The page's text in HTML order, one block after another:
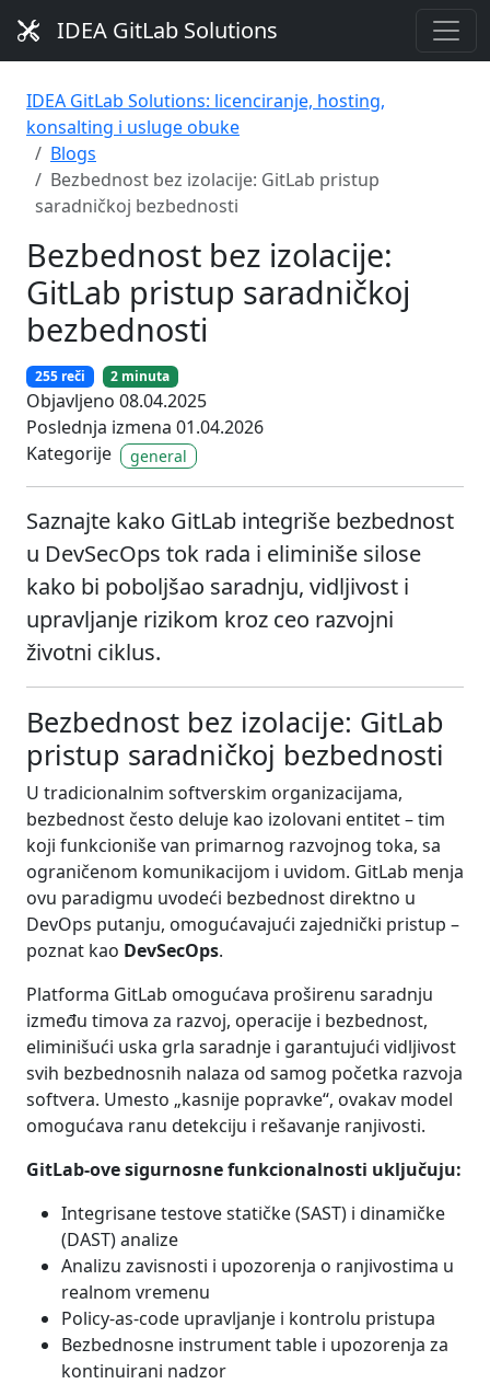
IDEA GitLab Solutions
IDEA GitLab Solutions: licenciranje, hosting,
konsalting i usluge obuke
Blogs
Bezbednost bez izolacije: GitLab pristup
saradničkoj bezbednosti
Bezbednost bez izolacije:
GitLab pristup saradničkoj
bezbednosti
255 reči 2 minuta
Objavljeno 08.04.2025
Poslednja izmena 01.04.2026
Kategorije
general
Saznajte kako GitLab integriše bezbednost
u DevSecOps tok rada i eliminiše silose
kako bi poboljšao saradnju, vidljivost i
upravljanje rizikom kroz ceo razvojni
životni ciklus.
Bezbednost bez izolacije: GitLab
pristup saradničkoj bezbednosti
U tradicionalnim softverskim organizacijama,
bezbednost često deluje kao izolovani entitet – tim
koji funkcioniše van primarnog razvojnog toka, sa
ograničenom komunikacijom i uvidom. GitLab menja
ovu paradigmu uvodeći bezbednost direktno u
DevOps putanju, omogućavajući zajednički pristup –
poznat kao DevSecOps.
Platforma GitLab omogućava proširenu saradnju
između timova za razvoj, operacije i bezbednost,
eliminišući uska grla saradnje i garantujući vidljivost
svih bezbednosnih nalaza od samog početka razvoja
softvera. Umesto „kasnije popravke“, ovakav model
omogućava ranu detekciju i rešavanje ranjivosti.
GitLab-ove sigurnosne funkcionalnosti uključuju:
Integrisane testove statičke (SAST) i dinamičke
(DAST) analize
Analizu zavisnosti i upozorenja o ranjivostima u
realnom vremenu
Policy-as-code upravljanje i kontrolu pristupa
Bezbednosne instrument table i upozorenja za
kontinuirani nadzor